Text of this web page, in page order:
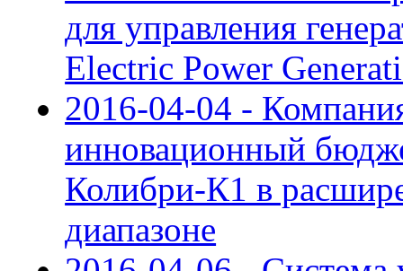
для управления
Electric Power
2016-04-04 -
инновационный
Колибри-К1 в
диапазоне